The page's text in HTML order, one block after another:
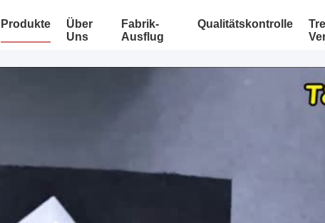
Produkte
Über
Uns
Fabrik-
Ausflug
Qualitätskontrolle